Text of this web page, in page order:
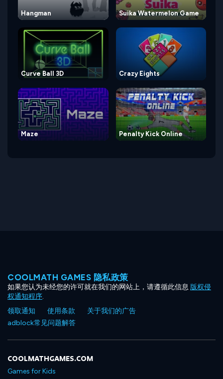
Hangman Suika Watermelon Game
Curve Ball 3D Crazy Eights
Maze Penalty Kick Online
COOLMATH GAMES 隐私政策
如果您认为未经您的许可就在我们的网站上，请遵循此信息版权侵
权通知程序.
领取通知
使用条款
关于我们的广告
adblock常见问题解答
COOLMATHGAMES.COM
Games for Kids